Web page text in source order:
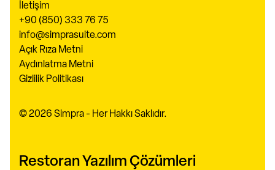
İletişim
+90 (850) 333 76 75
info@simprasuite.com
Açık Rıza Metni
Aydınlatma Metni
Gizlilik Politikası
© 2026 Simpra - Her Hakkı Saklıdır.
Restoran Yazılım Çözümleri